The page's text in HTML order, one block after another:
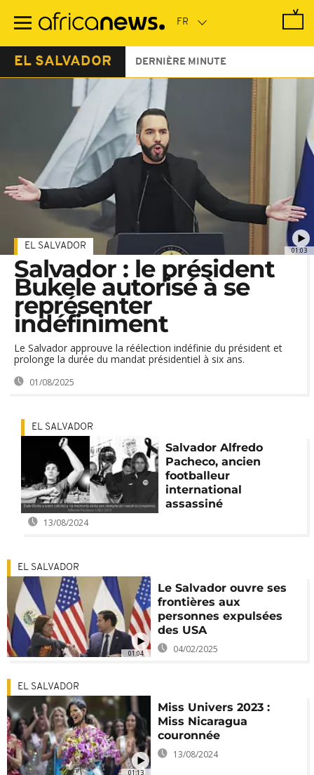
contenu
EL SALVADOR DERNIÈRE MINUTE
01:03
EL SALVADOR
Salvador : le président
Bukele autorisé à se
représenter
indéfiniment
Le Salvador approuve la réélection indéfinie du président et
prolonge la durée du mandat présidentiel à six ans.
01/08/2025
EL SALVADOR
Salvador Alfredo
Pacheco, ancien
footballeur
international
assassiné
13/08/2024
01:04
EL SALVADOR
Le Salvador ouvre ses
frontières aux
personnes expulsées
des USA
04/02/2025
01:13
EL SALVADOR
Miss Univers 2023 :
Miss Nicaragua
couronnée
13/08/2024